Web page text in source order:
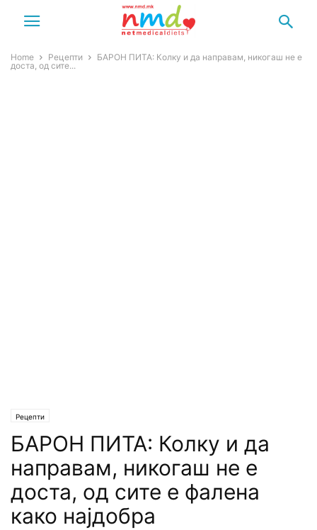
Home Рецепти
БАРОН ПИТА: Колку и да направам, никогаш не е
доста, од сите...
Рецепти
БАРОН ПИТА: Колку и да
направам, никогаш не е
доста, од сите е фалена
како најдобра